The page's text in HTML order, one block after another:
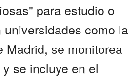
para estudio o
como la
Madrid, se monitorea
se incluye en el